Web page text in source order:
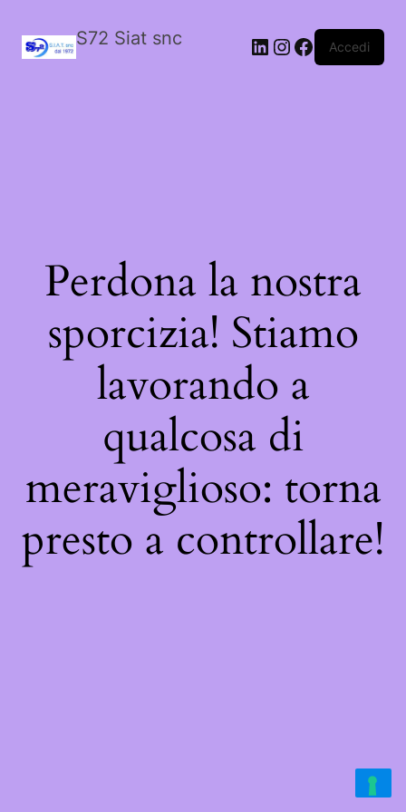
S72 Siat snc LinkedIn
Instagram
Facebook
Accedi
Perdona la nostra
sporcizia! Stiamo
lavorando a
qualcosa di
meraviglioso: torna
presto a controllare!